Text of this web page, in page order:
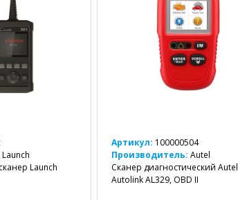
Launch
Launch
Артикул: 100000504
Производитель: Autel
Сканер диагностический Autel
Autolink AL329, OBD II